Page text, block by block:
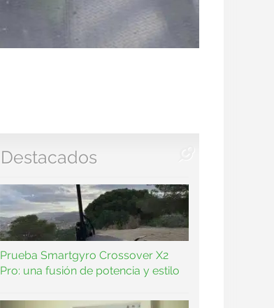
Destacados
Prueba Smartgyro Crossover X2
Pro: una fusión de potencia y estilo